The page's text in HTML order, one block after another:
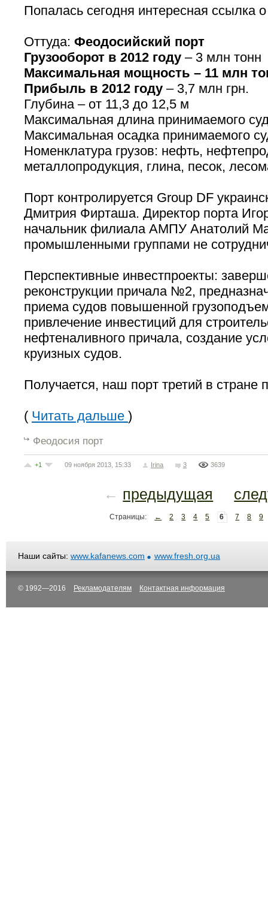
Попалась сегодня интересная ссылка
Оттуда: Феодосийский порт
Грузооборот в 2012 году – 3 млн тонн
Максимальная мощность – 11 млн
Прибыль в 2012 году – 3,7 млн грн.
Глубина – от 11,3 до 12,5 м
Максимальная длина принимаемого
Максимальная осадка принимаемого
Номенклатура грузов: нефть,
металлопродукция, глина, песок,
Порт контролируется Group DF
Дмитрия Фирташа. Директор порта
начальник филиала АМПУ Анатолий
промышленными группами не
Перспективные инвестпроекты:
реконструкции причала №2,
приема судов повышенной
привлечение инвестиций для
нефтеналивного причала, создание
круизных судов.
Получается, наш порт третий в стране
( Читать дальше )
Феодосия порт
+1 09 ноября 2013, 15:33 Irina 3 3639
← предыдущая
Страницы: ← 2 3 4 5 6 7 8 9
Наши сайты: www.kafanews.com www.fresh.org.ua
© 1992—2016 Рекламодателям Контактная информация